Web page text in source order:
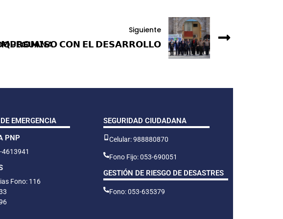
Siguiente
𝗖𝗢𝗡 𝗘𝗟 𝗗𝗘𝗦𝗔𝗥𝗥𝗢𝗟𝗟𝗢
EMERGENCIA
PNP
4613941
Fono: 116
SEGURIDAD CIUDADANA
Celular: 988880870
Fono Fijo: 053-690051
GESTIÓN DE RIESGO DE DESASTRES
Fono: 053-635379